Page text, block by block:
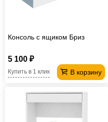
Консоль с ящиком Бриз
5 100 ₽
В корзину
Купить в 1 клик